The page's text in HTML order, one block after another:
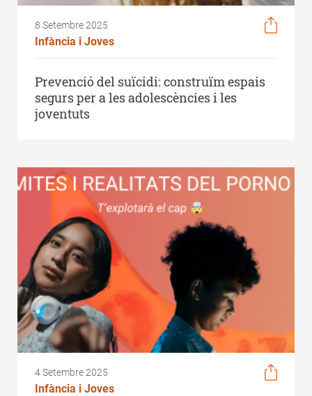
8 Setembre 2025
Infància i Joves
Prevenció del suïcidi: construïm espais
segurs per a les adolescències i les
joventuts
4 Setembre 2025
Infància i Joves